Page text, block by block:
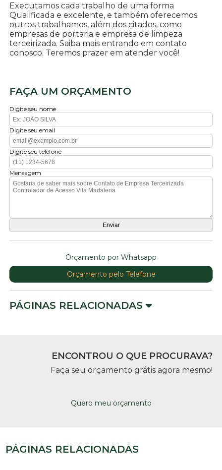
Executamos cada trabalho de uma forma
Qualificada e excelente, e também oferecemos
outros trabalhamos, além dos citados, como
empresas de portaria e empresa de limpeza
terceirizada. Saiba mais entrando em contato
conosco. Teremos prazer em atender você!
FAÇA UM ORÇAMENTO
Digite seu nome
Digite seu email
Digite seu telefone
Mensagem
Orçamento por Whatsapp
Orçamento pelo Telefone
PÁGINAS RELACIONADAS
ENCONTROU O QUE PROCURAVA?
Faça seu orçamento grátis agora mesmo!
Quero meu orçamento
PÁGINAS RELACIONADAS